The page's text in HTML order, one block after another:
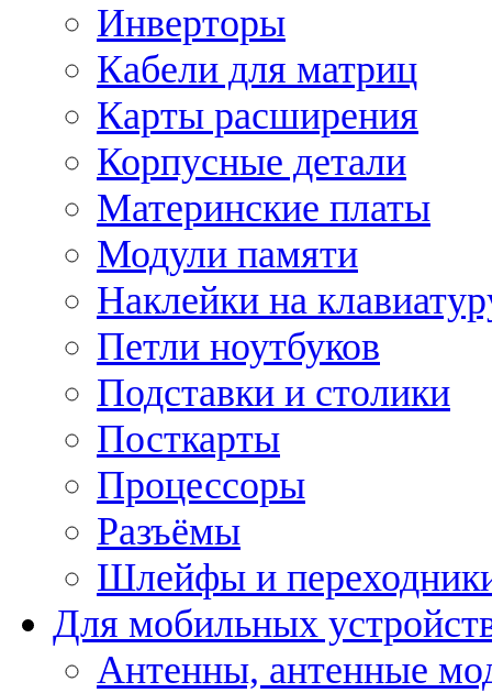
Инверторы
Кабели для матриц
Карты расширения
Корпусные детали
Материнские платы
Модули памяти
Наклейки на
Петли ноутбуков
Подставки и столики
Посткарты
Процессоры
Разъёмы
Шлейфы и
Для мобильных
Антенны, антенные